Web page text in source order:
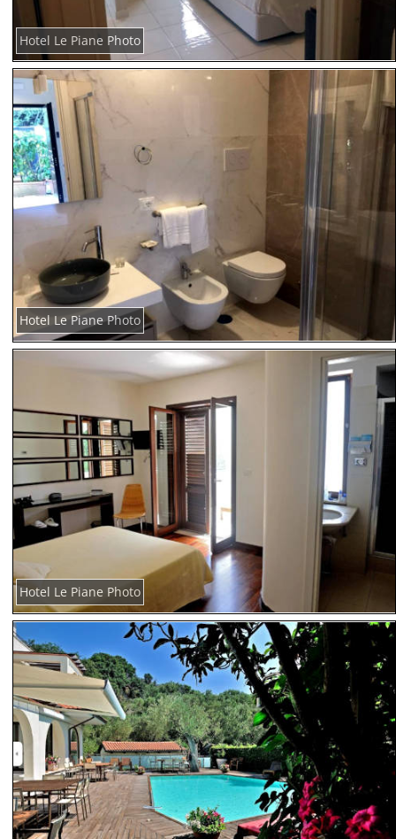
Hotel Le Piane Photo
Hotel Le Piane Photo
Hotel Le Piane Photo